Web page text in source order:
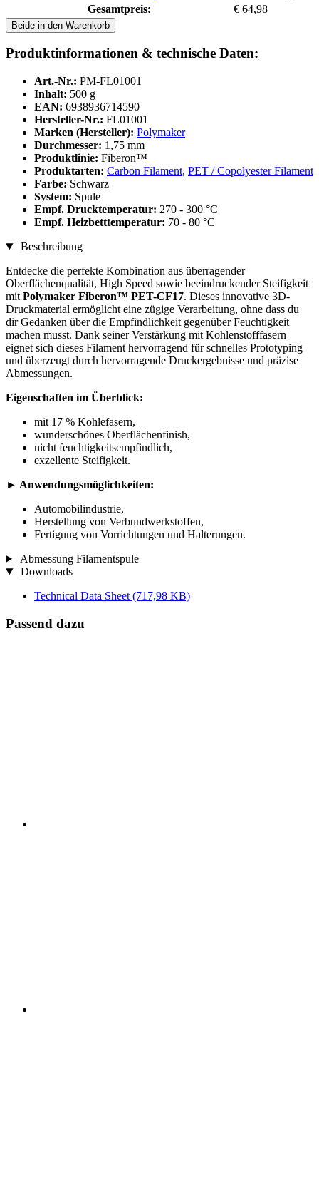
Gesamtpreis:
€ 64,98
Beide in den Warenkorb
Produktinformationen & technische Daten:
Art.-Nr.: PM-FL01001
Inhalt: 500 g
EAN: 6938936714590
Hersteller-Nr.: FL01001
Marken (Hersteller): Polymaker
Durchmesser: 1,75 mm
Produktlinie: Fiberon™
Produktarten: Carbon Filament, PET / Copolyester Filament
Farbe: Schwarz
System: Spule
Empf. Drucktemperatur: 270 - 300 °C
Empf. Heizbetttemperatur: 70 - 80 °C
Beschreibung
Entdecke die perfekte Kombination aus überragender
Oberflächenqualität, High Speed sowie beeindruckender Steifigkeit
mit Polymaker Fiberon™ PET-CF17. Dieses innovative 3D-
Druckmaterial ermöglicht eine zügige Verarbeitung, ohne dass du
dir Gedanken über die Empfindlichkeit gegenüber Feuchtigkeit
machen musst. Dank seiner Verstärkung mit Kohlenstofffasern
eignet sich dieses Filament hervorragend für schnelles Prototyping
und überzeugt durch hervorragende Druckergebnisse und präzise
Abmessungen.
Eigenschaften im Überblick:
mit 17 % Kohlefasern,
wunderschönes Oberflächenfinish,
nicht feuchtigkeitsempfindlich,
exzellente Steifigkeit.
► Anwendungsmöglichkeiten:
Automobilindustrie,
Herstellung von Verbundwerkstoffen,
Fertigung von Vorrichtungen und Halterungen.
Abmessung Filamentspule
Downloads
Technical Data Sheet (717,98 KB)
Passend dazu